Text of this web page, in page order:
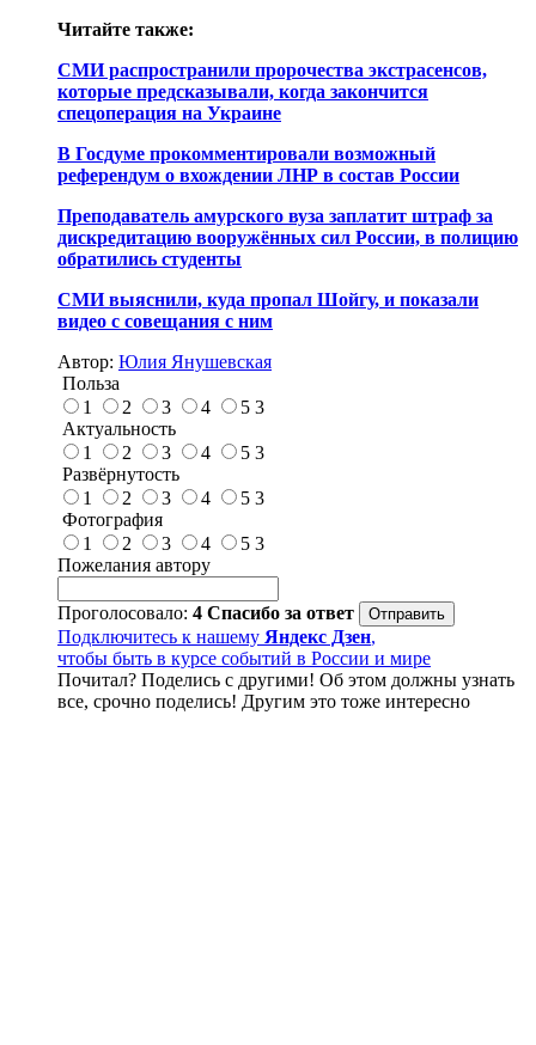
Читайте также:
СМИ распространили пророчества экстрасенсов,
которые предсказывали, когда закончится
спецоперация на Украине
В Госдуме прокомментировали возможный
референдум о вхождении ЛНР в состав России
Преподаватель амурского вуза заплатит штраф за
дискредитацию вооружённых сил России, в полицию
обратились студенты
СМИ выяснили, куда пропал Шойгу, и показали
видео с совещания с ним
Автор: Юлия Янушевская
Польза
1
2 3 4 5 3
Актуальность
1
2 3 4 5 3
Развёрнутость
1
2 3 4 5 3
Фотография
1
2 3 4 5 3
Пожелания автору
Проголосовало: 4 Спасибо за ответ
Подключитесь к нашему Яндекс Дзен,
чтобы быть в курсе событий в России и мире
Почитал? Поделись с другими! Об этом должны узнать
все, срочно поделись! Другим это тоже интересно